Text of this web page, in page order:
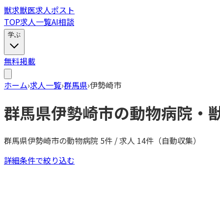
獣求獣医求人ポスト
TOP求人一覧AI相談
学ぶ
無料掲載
ホーム›求人一覧›群馬県›伊勢崎市
群馬県伊勢崎市の動物病院・
群馬県伊勢崎市の動物病院 5件 / 求人 14件（自動収集）
詳細条件で絞り込む